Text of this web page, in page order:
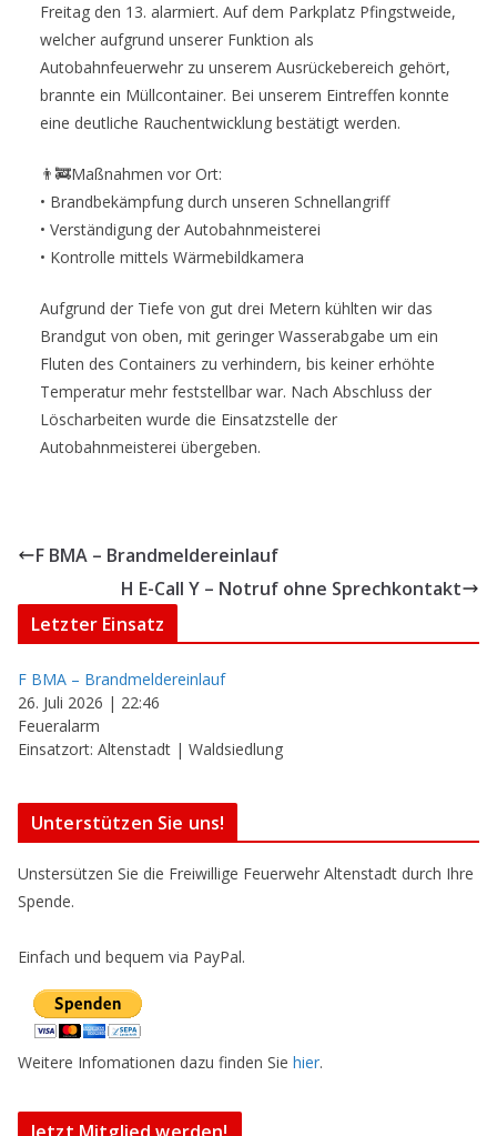
Freitag den 13. alarmiert. Auf dem Parkplatz Pfingstweide,
welcher aufgrund unserer Funktion als
Autobahnfeuerwehr zu unserem Ausrückebereich gehört,
brannte ein Müllcontainer. Bei unserem Eintreffen konnte
eine deutliche Rauchentwicklung bestätigt werden.
👨‍🚒Maßnahmen vor Ort:
•⁠ ⁠Brandbekämpfung durch unseren Schnellangriff
•⁠ ⁠Verständigung der Autobahnmeisterei
•⁠ ⁠Kontrolle mittels Wärmebildkamera
Aufgrund der Tiefe von gut drei Metern kühlten wir das
Brandgut von oben, mit geringer Wasserabgabe um ein
Fluten des Containers zu verhindern, bis keiner erhöhte
Temperatur mehr feststellbar war. Nach Abschluss der
Löscharbeiten wurde die Einsatzstelle der
Autobahnmeisterei übergeben.
F BMA – Brandmeldereinlauf
H E-Call Y – Notruf ohne Sprechkontakt
Letzter Einsatz
F BMA – Brandmeldereinlauf
26. Juli 2026 | 22:46
Feueralarm
Einsatzort: Altenstadt | Waldsiedlung
Unterstützen Sie uns!
Unstersützen Sie die Freiwillige Feuerwehr Altenstadt durch Ihre
Spende.
Einfach und bequem via PayPal.
Weitere Infomationen dazu finden Sie hier.